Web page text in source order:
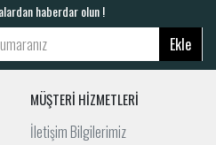
haberdar olun !
Ekle
MÜŞTERİ HİZMETLERİ
İletişim Bilgilerimiz